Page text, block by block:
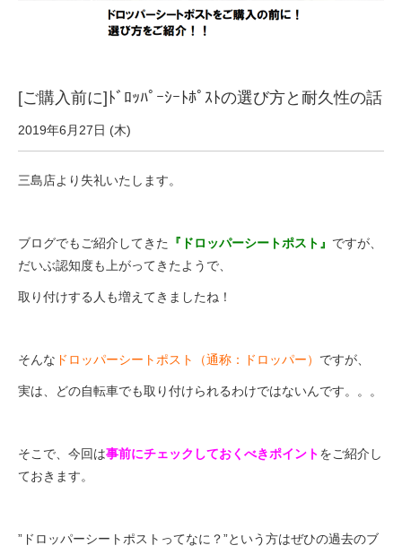
修理・メンテナンス工賃
SpotMateログイン
オリジナル自転車
PB全車種カタログ
Norwayシリーズ
eVita
店舗ブログ
[ご購入前に]ﾄﾞﾛｯﾊﾟｰｼｰﾄﾎﾟｽﾄの選び方と耐久性の話
2019年6月27日 (木)
三島店より失礼いたします。
ブログでもご紹介してきた 『ドロッパーシートポスト』 ですが、
だいぶ認知度も上がってきたようで、
取り付けする人も増えてきましたね！
そんな ドロッパーシートポスト（通称：ドロッパー） ですが、
実は、どの自転車でも取り付けられるわけではないんです。。。
そこで、今回は事前にチェックしておくべきポイントをご紹介し
ておきます。
”ドロッパーシートポストってなに？”という方はぜひの過去のブ